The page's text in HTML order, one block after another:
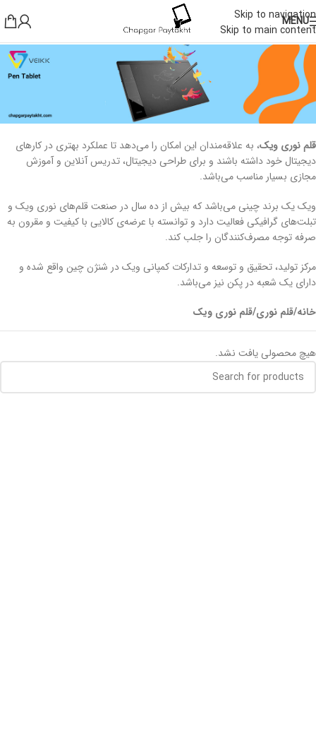
Skip to navigation
Skip to main content
MENU
قلم نوری ویک، به علاقه‌مندان این امکان را می‌دهد تا عملکرد بهتری در کارهای
دیجیتال خود داشته باشند و برای طراحی دیجیتال، تدریس آنلاین و آموزش
مجازی بسیار مناسب می‌باشد.
ویک یک برند چینی می‌باشد که بیش از ده سال در صنعت قلم‌های نوری ویک و
تبلت‌های گرافیکی فعالیت دارد و توانسته با عرضه‌ی کالایی با کیفیت و مقرون به
صرفه توجه مصرف‌کنندگان را جلب کند.
مرکز تولید، تحقیق و توسعه و تدارکات کمپانی ویک در شنژن چین واقع شده و
دارای یک شعبه در پکن نیز می‌باشد.
خانه قلم نوری قلم نوری ویک
هیچ محصولی یافت نشد.